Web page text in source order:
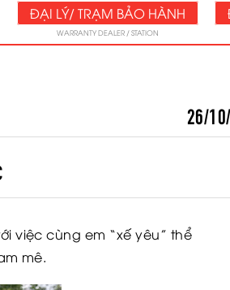
ĐẠI LÝ/ TRẠM BẢO HÀNH
WARRANTY DEALER / STATION
26/
việc cùng em “xế yêu” thể
mê.